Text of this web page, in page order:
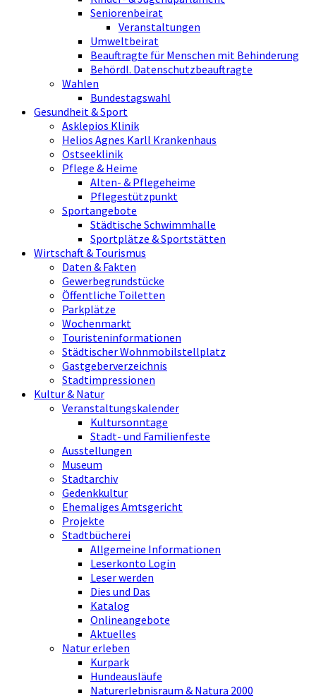
Seniorenbeirat
Veranstaltungen
Umweltbeirat
Beauftragte für Menschen mit Behinderung
Behördl. Datenschutzbeauftragte
Wahlen
Bundestagswahl
Gesundheit & Sport
Asklepios Klinik
Helios Agnes Karll Krankenhaus
Ostseeklinik
Pflege & Heime
Alten- & Pflegeheime
Pflegestützpunkt
Sportangebote
Städtische Schwimmhalle
Sportplätze & Sportstätten
Wirtschaft & Tourismus
Daten & Fakten
Gewerbegrundstücke
Öffentliche Toiletten
Parkplätze
Wochenmarkt
Touristeninformationen
Städtischer Wohnmobilstellplatz
Gastgeberverzeichnis
Stadtimpressionen
Kultur & Natur
Veranstaltungskalender
Kultursonntage
Stadt- und Familienfeste
Ausstellungen
Museum
Stadtarchiv
Gedenkkultur
Ehemaliges Amtsgericht
Projekte
Stadtbücherei
Allgemeine Informationen
Leserkonto Login
Leser werden
Dies und Das
Katalog
Onlineangebote
Aktuelles
Natur erleben
Kurpark
Hundeausläufe
Naturerlebnisraum & Natura 2000